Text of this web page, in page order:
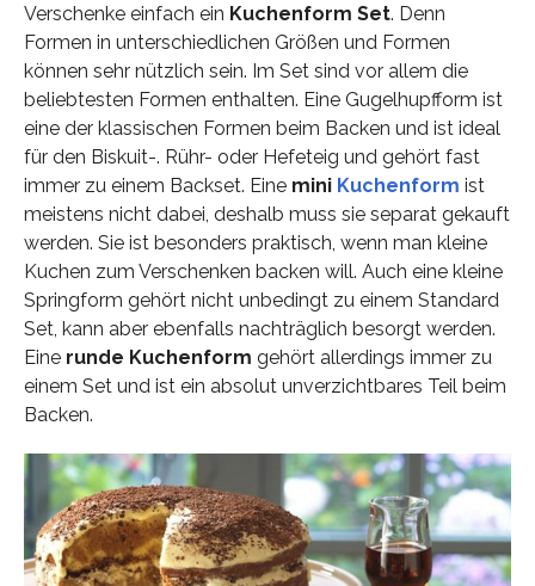
Verschenke einfach ein Kuchenform Set. Denn
Formen in unterschiedlichen Größen und Formen
können sehr nützlich sein. Im Set sind vor allem die
beliebtesten Formen enthalten. Eine Gugelhupfform ist
eine der klassischen Formen beim Backen und ist ideal
für den Biskuit-. Rühr- oder Hefeteig und gehört fast
immer zu einem Backset. Eine mini Kuchenform ist
meistens nicht dabei, deshalb muss sie separat gekauft
werden. Sie ist besonders praktisch, wenn man kleine
Kuchen zum Verschenken backen will. Auch eine kleine
Springform gehört nicht unbedingt zu einem Standard
Set, kann aber ebenfalls nachträglich besorgt werden.
Eine runde Kuchenform gehört allerdings immer zu
einem Set und ist ein absolut unverzichtbares Teil beim
Backen.